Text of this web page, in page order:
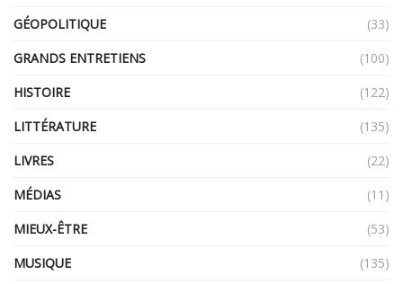
GÉOPOLITIQUE
(33)
GRANDS ENTRETIENS
(100)
HISTOIRE
(122)
LITTÉRATURE
(135)
LIVRES
(22)
MÉDIAS
(11)
MIEUX-ÊTRE
(53)
MUSIQUE
(135)